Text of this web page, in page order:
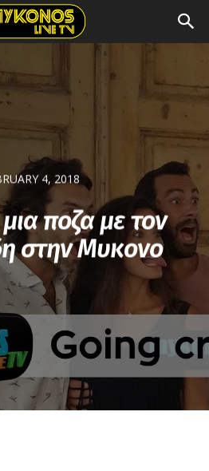
4, 2018
ποζα με τον
στην Μυκονο